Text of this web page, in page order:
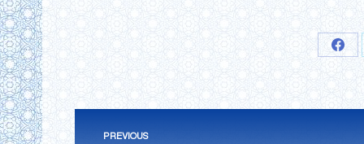
on
Post
PREVIOUS